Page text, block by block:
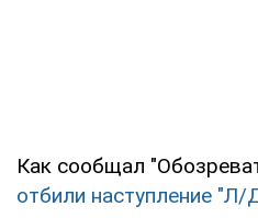
Как сообщал
отбили наступление